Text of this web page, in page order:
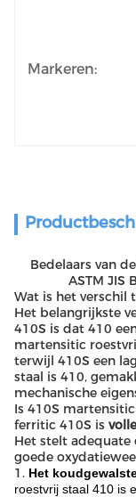
Markeren:
Bedelaars van
ASTM JIS
Wat is het verschil
Het belangrijkste
410S is dat 410
martensitic
terwijl 410S een
staal is 410,
mechanische
Is 410S
ferritic 410S is
Het stelt adequate
goede
1. Het
roestvrij staal 410 is